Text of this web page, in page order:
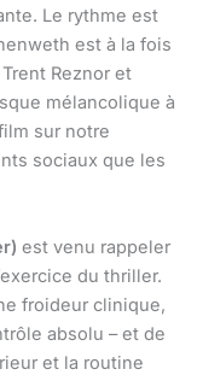
Le rythme est
est à la fois
Reznor et
mélancolique à
sur notre
sociaux que les
est venu rappeler
du thriller.
froideur clinique,
absolu – et de
et la routine